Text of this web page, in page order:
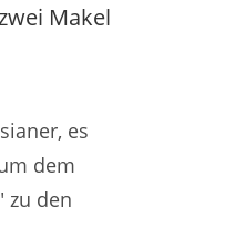
Makel
es
dem
zu den